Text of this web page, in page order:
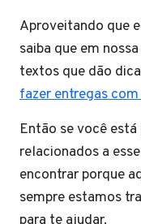
Aproveitando que
saiba que em
textos que dão
fazer entregas
Então se você
relacionados a
encontrar porque
sempre estamos